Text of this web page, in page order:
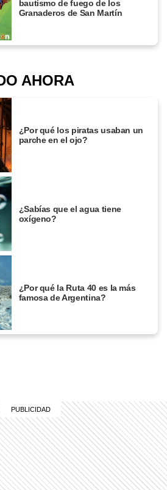
bautismo de fuego de los
Granaderos de San Martín
AHORA
¿Por qué los piratas usaban un
parche en el ojo?
¿Sabías que el agua tiene
oxígeno?
¿Por qué la Ruta 40 es la más
famosa de Argentina?